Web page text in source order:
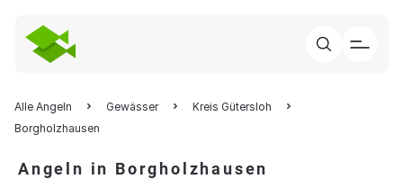
Alle Angeln Gewässer
Kreis Gütersloh
Borgholzhausen
Angeln in Borgholzhausen